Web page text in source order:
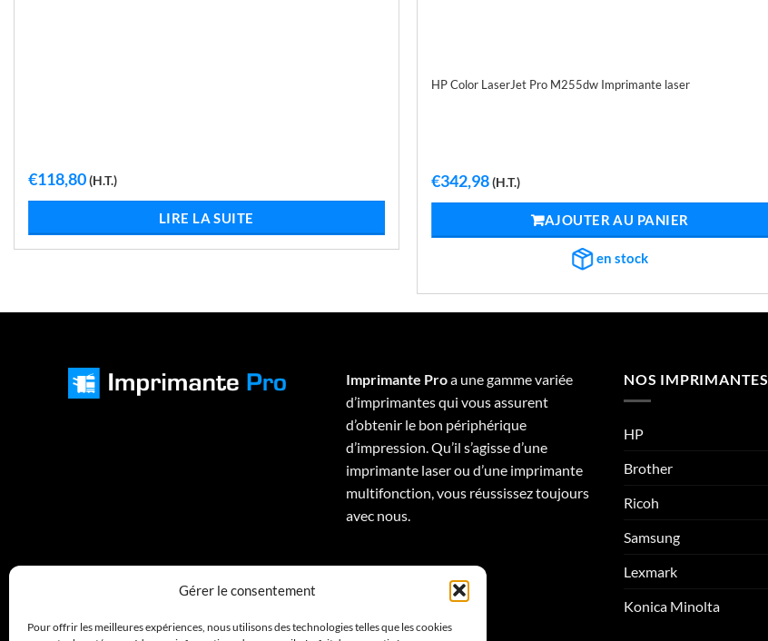
Gérer le consentement
Pour offrir les meilleures expériences, nous utilisons des technologies telles que les cookies
€118,80(H.T.)
LIRE LA SUITE
HP Color LaserJet Pro M255dw Imprimante laser
€342,98 (H.T.)
AJOUTER AU PANIER
en stock
Imprimante Proa une gamme variée
d’imprimantes qui vous assurent
d’obtenir le bon périphérique
d’impression. Qu’il s’agisse d’une
imprimante laser ou d’une imprimante
multifonction, vous réussissez toujours
avec nous.
NOS IMPRIMANTES
HP
Brother
Ricoh
Samsung
Lexmark
Konica Minolta